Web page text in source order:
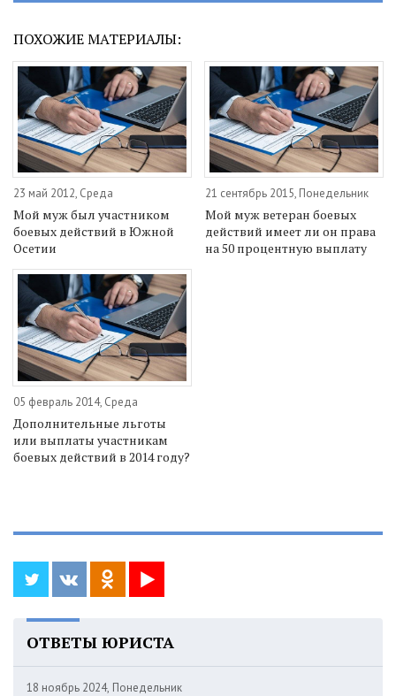
ПОХОЖИЕ МАТЕРИАЛЫ:
23 май 2012, Среда
Мой муж был участником
боевых действий в Южной
Осетии
21 сентябрь 2015, Понедельник
Мой муж ветеран боевых
действий имеет ли он права
на 50 процентную выплату
05 февраль 2014, Среда
Дополнительные льготы
или выплаты участникам
боевых действий в 2014 году?
ОТВЕТЫ ЮРИСТА
18 ноябрь 2024, Понедельник